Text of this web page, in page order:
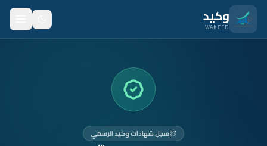
انتقل للمحتوى الرئيسي
وكيد
WAKEED
سجل شهادات وكيد الرسمي